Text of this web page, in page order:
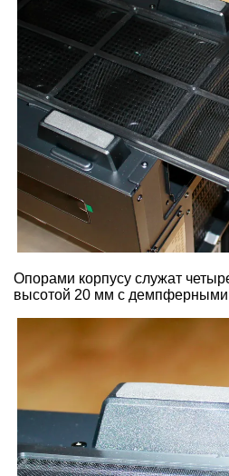
Опорами корпусу служат
высотой 20 мм с демпферными